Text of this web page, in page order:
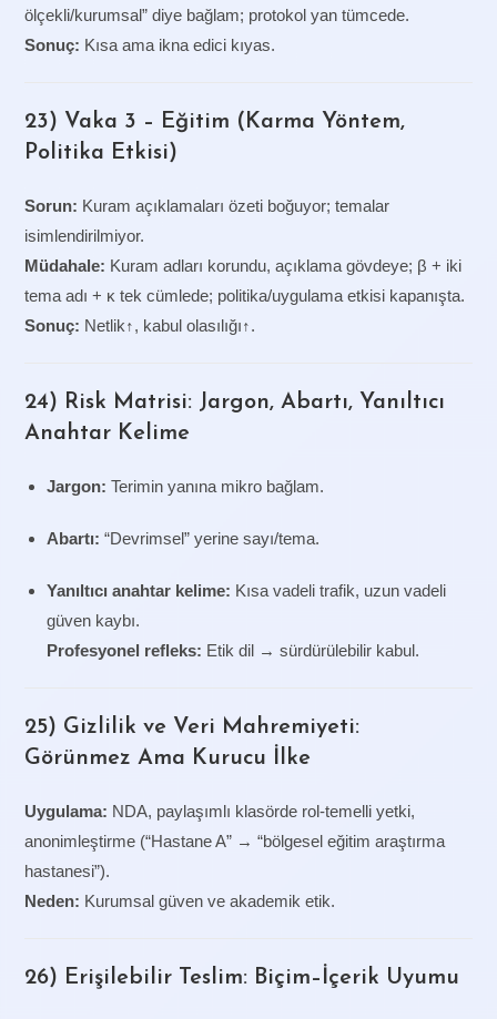
ölçekli/kurumsal” diye bağlam; protokol yan tümcede.
Sonuç: Kısa ama ikna edici kıyas.
23) Vaka 3 – Eğitim (Karma Yöntem,
Politika Etkisi)
Sorun: Kuram açıklamaları özeti boğuyor; temalar
isimlendirilmiyor.
Müdahale: Kuram adları korundu, açıklama gövdeye; β + iki
tema adı + κ tek cümlede; politika/uygulama etkisi kapanışta.
Sonuç: Netlik↑, kabul olasılığı↑.
24) Risk Matrisi: Jargon, Abartı, Yanıltıcı
Anahtar Kelime
Jargon: Terimin yanına mikro bağlam.
Abartı: “Devrimsel” yerine sayı/tema.
Yanıltıcı anahtar kelime: Kısa vadeli trafik, uzun vadeli
güven kaybı.
Profesyonel refleks: Etik dil → sürdürülebilir kabul.
25) Gizlilik ve Veri Mahremiyeti:
Görünmez Ama Kurucu İlke
Uygulama: NDA, paylaşımlı klasörde rol-temelli yetki,
anonimleştirme (“Hastane A” → “bölgesel eğitim araştırma
hastanesi”).
Neden: Kurumsal güven ve akademik etik.
26) Erişilebilir Teslim: Biçim–İçerik Uyumu